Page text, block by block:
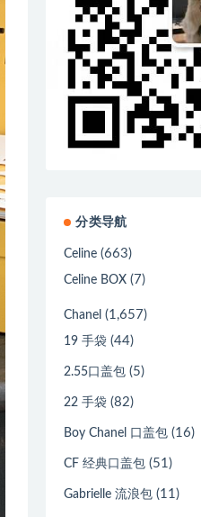
分类导航
Celine (663)
Celine BOX (7)
Chanel (1,657)
19 手袋 (44)
2.55口盖包 (5)
22 手袋 (82)
Boy Chanel 口盖包 (16)
CF 经典口盖包 (51)
Gabrielle 流浪包 (11)